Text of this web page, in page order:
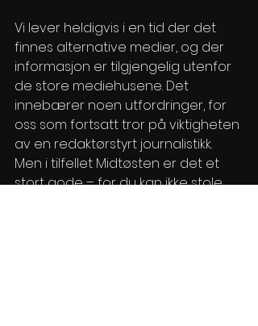
Vi lever heldigvis i en tid der det
finnes alternative medier, og der
informasjon er tilgjengelig utenfor
de store mediehusene. Det
innebærer noen utfordringer, for
oss som fortsatt tror på viktigheten
av en redaktørstyrt journalistikk.
Men i tilfellet Midtøsten er det et
stort gode – for du kan ikke stole